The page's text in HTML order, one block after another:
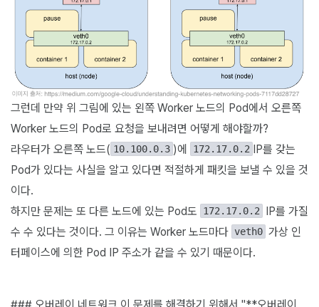
그런데 만약 위 그림에 있는 왼쪽 Worker 노드의 Pod에서 오른쪽
Worker 노드의 Pod로 요청을 보내려면 어떻게 해야할까?
라우터가 오른쪽 노드( 10.100.0.3 )에 172.17.0.2 IP를 갖는
Pod가 있다는 사실을 알고 있다면 적절하게 패킷을 보낼 수 있을 것
이다.
하지만 문제는 또 다른 노드에 있는 Pod도
172.17.0.2
IP를 가질
수 수 있다는 것이다. 그 이유는 Worker 노드마다 veth0 가상 인
터페이스에 의한 Pod IP 주소가 같을 수 있기 때문이다.